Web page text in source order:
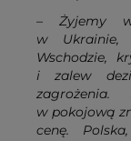
– Żyjemy
w Ukrainie,
Wschodzie,
i zalew
zagrożenia.
w pokojową
cenę.